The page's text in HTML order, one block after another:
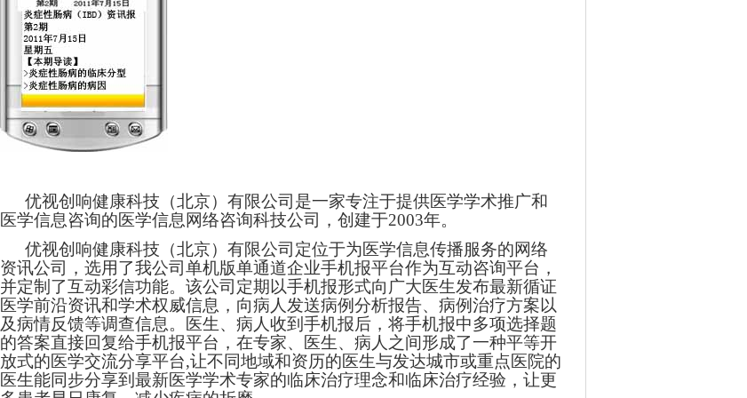
优视创响健康科技（北京）有限公司是一家专注于提供医学学术推广和
医学信息咨询的医学信息网络咨询科技公司，创建于2003年。
优视创响健康科技（北京）有限公司定位于为医学信息传播服务的网络
资讯公司，选用了我公司单机版单通道企业手机报平台作为互动咨询平台，
并定制了互动彩信功能。该公司定期以手机报形式向广大医生发布最新循证
医学前沿资讯和学术权威信息，向病人发送病例分析报告、病例治疗方案以
及病情反馈等调查信息。医生、病人收到手机报后，将手机报中多项选择题
的答案直接回复给手机报平台，在专家、医生、病人之间形成了一种平等开
放式的医学交流分享平台,让不同地域和资历的医生与发达城市或重点医院的
医生能同步分享到最新医学学术专家的临床治疗理念和临床治疗经验，让更